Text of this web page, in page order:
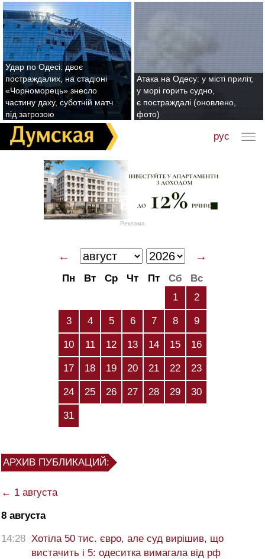
Удар по Одесі: двоє
постраждалих, на стадіоні
«Чорноморець» знесло
частину даху, суботній матч
під загрозою
Атака на Одесу: у місті приліт,
у морі горить судно,
є постраждалі (оновлено,
фото)
рус
Реклама
← →
Пн Вт Ср Чт Пт Сб
Вс
1
2
3 4 5 6 7 8 9
10 11 12 13 14 15 16
17 18 19 20 21 22 23
24 25 26 27 28 29 30
31
АРХИВ ПУБЛИКАЦИЙ:
← 1 августа
8 августа
14:28 Хотіла 50 тис. євро, але суд вирішив, що
вистачить і 5: одеситка вимагала від рф